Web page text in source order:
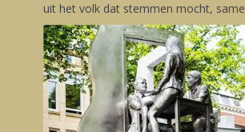
uit het volk dat stemmen mocht,